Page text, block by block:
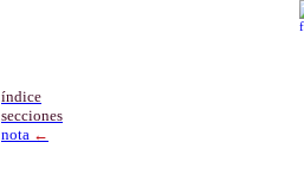
índice
secciones
nota ←